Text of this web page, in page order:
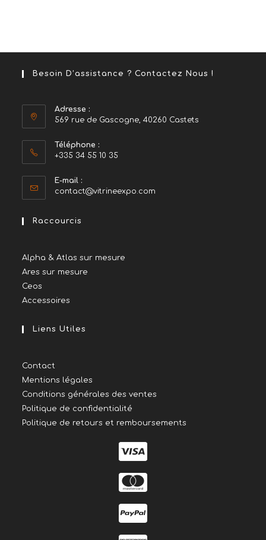
Besoin D’assistance ? Contactez Nous !
Adresse :
569 rue de Gascogne, 40260 Castets
Téléphone :
+335 34 55 10 35
E-mail :
contact@vitrineexpo.com
Raccourcis
Alpha & Atlas sur mesure
Ares sur mesure
Ceos
Accessoires
Liens Utiles
Contact
Mentions légales
Conditions générales des ventes
Politique de confidentialité
Politique de retours et remboursements